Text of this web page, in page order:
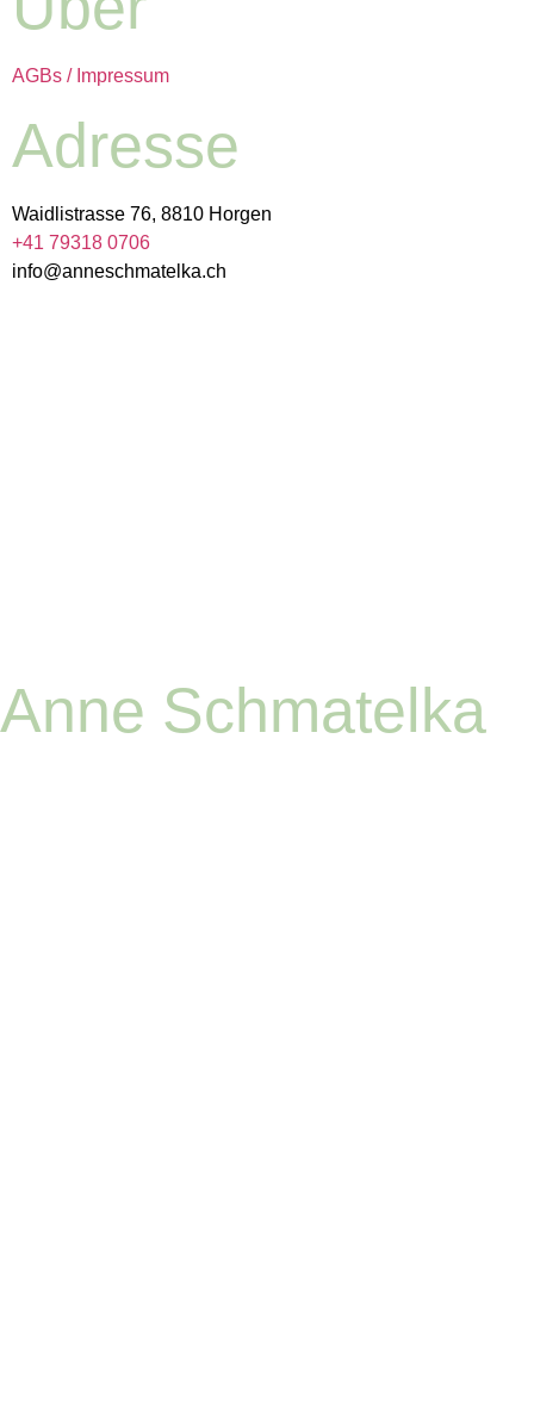
AGBs / Impressum
Adresse
Waidlistrasse 76, 8810 Horgen
+41 79318 0706
info@anneschmatelka.ch
Anne Schmatelka